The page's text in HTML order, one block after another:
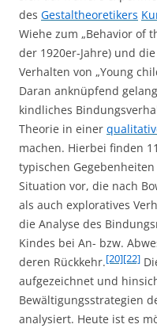
des Gestaltheoretikers
Wiehe zum „Behavior of
der 1920er-Jahre) und
Verhalten von „Young
Daran anknüpfend
kindliches
Theorie in einer
machen. Hierbei finden
typischen
Situation vor, die nach
als auch exploratives
die Analyse des
Kindes bei An- bzw.
deren Rückkehr.[20][22]
aufgezeichnet und
Bewältigungsstrategien
analysiert. Heute ist es